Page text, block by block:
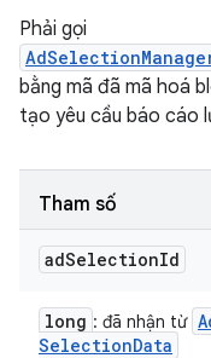
Phải gọi
bằng mã đã mã hoá
tạo yêu cầu báo cáo
Tham số
adSelectionId
long : đã nhận từ
SelectionData